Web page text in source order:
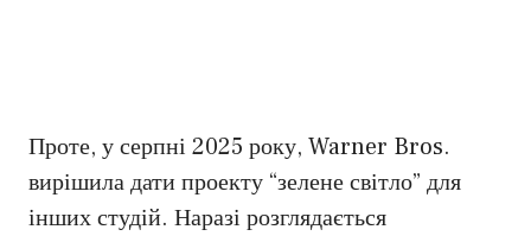
Проте, у серпні 2025 року, Warner Bros.
вирішила дати проекту “зелене світло” для
інших студій. Наразі розглядається